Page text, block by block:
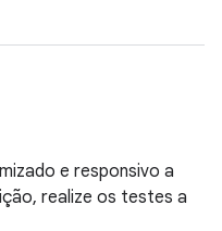
e responsivo a
realize os testes a